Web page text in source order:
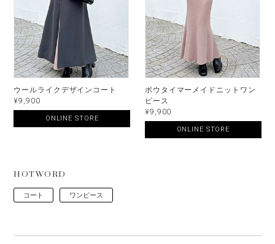
ウールライクデザインコート
¥9,900
ONLINE STORE
ボウタイマーメイドニットワン
ピース
¥9,900
ONLINE STORE
HOTWORD
コート ワンピース